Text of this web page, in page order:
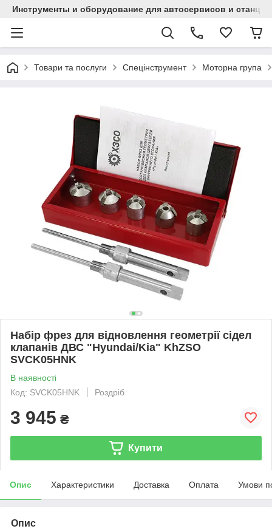
Инструменты и оборудование для автосервисов и
Товари та послуги Спецінструмент Моторна група
Набір фрез для відновлення геометрії сідел
клапанів ДВС "Hyundai/Kia" KhZSO
SVCK05HNK
В наявності
Код: SVCK05HNK
Роздріб
3 945 ₴
Купити
Опис Характеристики Доставка Оплата Умови
Опис